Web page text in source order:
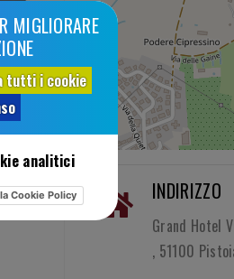
INDIRIZZO
Grand Hotel
, 51100
MIGLIORARE
tutti i cookie
analitici
Cookie Policy